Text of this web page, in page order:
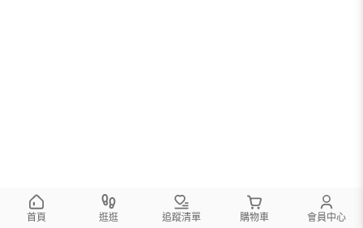
首頁 逛逛 追蹤清單 購物車 會員中心